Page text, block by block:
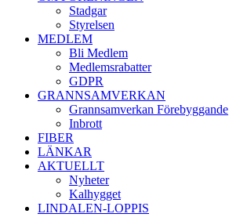
Stadgar
Styrelsen
MEDLEM
Bli Medlem
Medlemsrabatter
GDPR
GRANNSAMVERKAN
Grannsamverkan Förebyggande
Inbrott
FIBER
LÄNKAR
AKTUELLT
Nyheter
Kalhygget
LINDALEN-LOPPIS